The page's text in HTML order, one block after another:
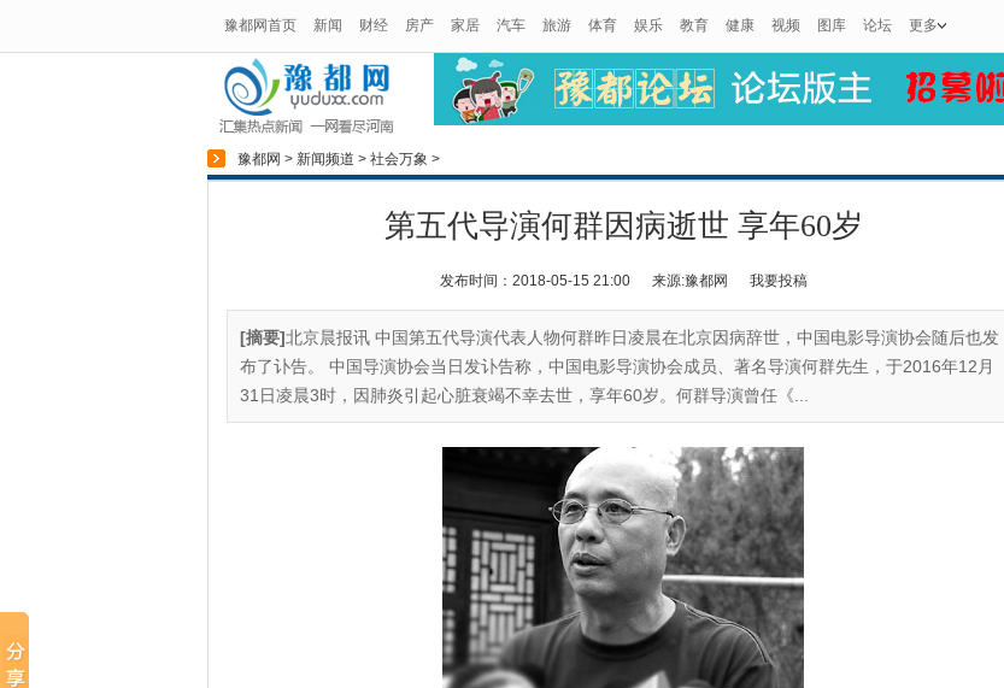
豫都网首页 新闻 财经 房产 家居 汽车 旅游 体育 娱乐 教育 健康 视频 图库 论坛 更多
豫都网 > 新闻频道 > 社会万象 >
第五代导演何群因病逝世 享年60岁
发布时间：2018-05-15 21:00 来源:豫都网 我要投稿
[摘要]北京晨报讯 中国第五代导演代表人物何群昨日凌晨在北京因病辞世，中国电影导演协会随后也发
布了讣告。 中国导演协会当日发讣告称，中国电影导演协会成员、著名导演何群先生，于2016年12月
31日凌晨3时，因肺炎引起心脏衰竭不幸去世，享年60岁。何群导演曾任《...